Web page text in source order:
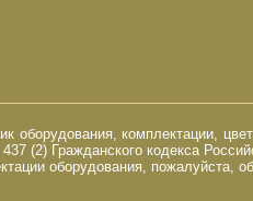
оборудования, комплектации,
(2) Гражданского кодекса
оборудования, пожалуйста,